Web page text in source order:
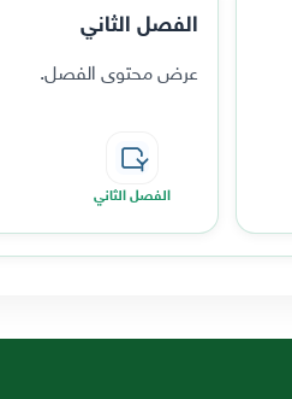
الفصل الثاني
عرض محتوى الفصل.
الفصل الثاني